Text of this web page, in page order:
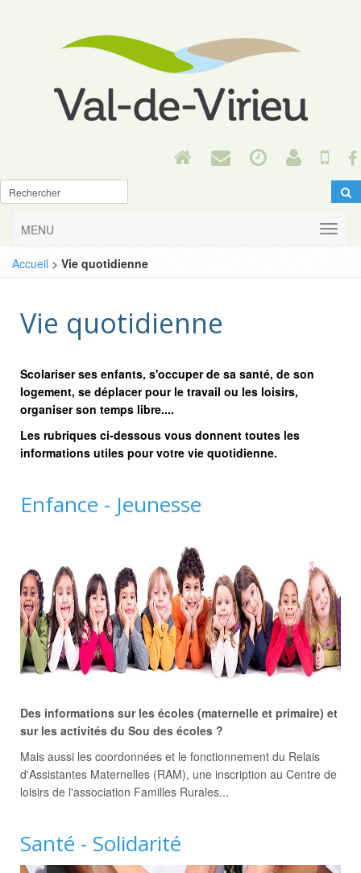
MENU
Accueil > Vie quotidienne
Vie quotidienne
Scolariser ses enfants, s'occuper de sa santé, de son
logement, se déplacer pour le travail ou les loisirs,
organiser son temps libre....
Les rubriques ci-dessous vous donnent toutes les
informations utiles pour votre vie quotidienne.
Enfance - Jeunesse
Des informations sur les écoles (maternelle et primaire) et
sur les activités du Sou des écoles ?
Mais aussi les coordonnées et le fonctionnement du Relais
d'Assistantes Maternelles (RAM), une inscription au Centre de
loisirs de l'association Familles Rurales...
Santé - Solidarité